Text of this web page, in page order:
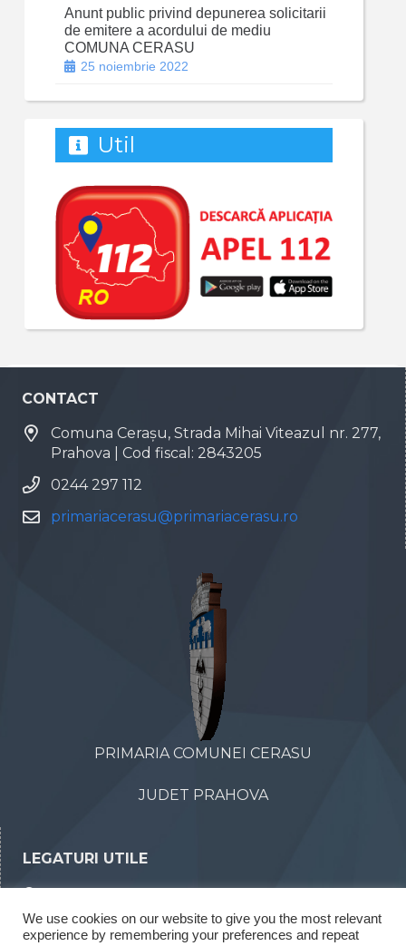
Anunt public privind depunerea solicitarii
de emitere a acordului de mediu
COMUNA CERASU
25 noiembrie 2022
Util
CONTACT
Comuna Cerașu, Strada Mihai Viteazul nr. 277,
Prahova | Cod fiscal: 2843205
0244 297 112
primariacerasu@primariacerasu.ro
PRIMARIA COMUNEI CERASU
JUDET PRAHOVA
LEGATURI UTILE
Declaratii de interese
We use cookies on our website to give you the most relevant
experience by remembering your preferences and repeat